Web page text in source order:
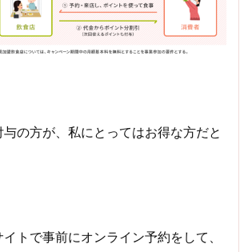
の方が、私にとってはお得な方だと
トで事前にオンライン予約をして、